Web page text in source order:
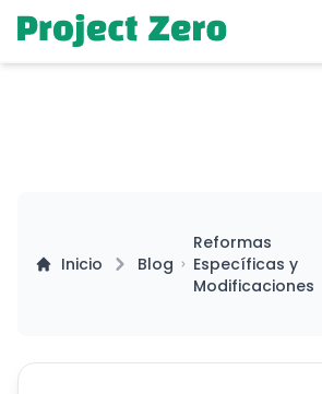
Inicio Blog
Reformas
Específicas y
Modificaciones